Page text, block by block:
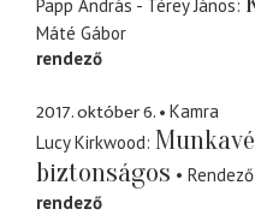
Papp András - Térey János
Máté Gábor
rendező
2017. október 6.
Kamra
Lucy Kirkwood
biztonságos
Rendező
rendező